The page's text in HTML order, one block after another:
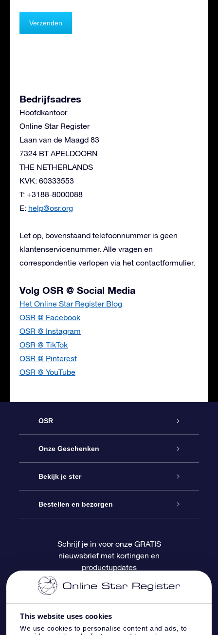
This website uses cookies
We use cookies to personalise content and ads, to
Bedrijfsadres
Hoofdkantoor
Online Star Register
Laan van de Maagd 83
7324 BT APELDOORN
THE NETHERLANDS
KVK: 60333553
T: +3188-8000088
E: help@osr.org
Let op, bovenstaand telefoonnummer is geen
klantenservicenummer. Alle vragen en
correspondentie verlopen via het contactformulier.
Volg OSR @ Social Media
Het Online Star Register Blog
OSR @ Facebook
OSR @ Instagram
OSR @ TikTok
OSR @ Pinterest
OSR @ YouTube
OSR
Service
Contact
Blog
OSR Recensies
Onze Geschenken
Online Star Gift
OSR Cadeaupakket
OSR Cadeaukaart
Relatiegeschenken
Bekijk je ster
Sterrenregister
Gepersonaliseerde sterrenpagina
One Million Stars
OSR Starsaver
Bestellen en bezorgen
Betalingsinformatie
Verzendinformatie
Retourbeleid
Schrijf je in voor onze GRATIS
nieuwsbrief met kortingen en
productupdates